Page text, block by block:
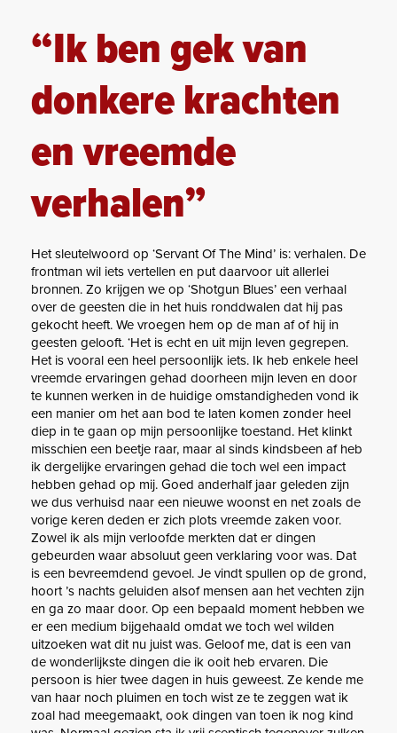
“Ik ben gek van
donkere krachten
en vreemde
verhalen”
Het sleutelwoord op ‘Servant Of The Mind’ is: verhalen. De
frontman wil iets vertellen en put daarvoor uit allerlei
bronnen. Zo krijgen we op ‘Shotgun Blues’ een verhaal
over de geesten die in het huis ronddwalen dat hij pas
gekocht heeft. We vroegen hem op de man af of hij in
geesten gelooft. ‘Het is echt en uit mijn leven gegrepen.
Het is vooral een heel persoonlijk iets. Ik heb enkele heel
vreemde ervaringen gehad doorheen mijn leven en door
te kunnen werken in de huidige omstandigheden vond ik
een manier om het aan bod te laten komen zonder heel
diep in te gaan op mijn persoonlijke toestand. Het klinkt
misschien een beetje raar, maar al sinds kindsbeen af heb
ik dergelijke ervaringen gehad die toch wel een impact
hebben gehad op mij. Goed anderhalf jaar geleden zijn
we dus verhuisd naar een nieuwe woonst en net zoals de
vorige keren deden er zich plots vreemde zaken voor.
Zowel ik als mijn verloofde merkten dat er dingen
gebeurden waar absoluut geen verklaring voor was. Dat
is een bevreemdend gevoel. Je vindt spullen op de grond,
hoort ’s nachts geluiden alsof mensen aan het vechten zijn
en ga zo maar door. Op een bepaald moment hebben we
er een medium bijgehaald omdat we toch wel wilden
uitzoeken wat dit nu juist was. Geloof me, dat is een van
de wonderlijkste dingen die ik ooit heb ervaren. Die
persoon is hier twee dagen in huis geweest. Ze kende me
van haar noch pluimen en toch wist ze te zeggen wat ik
zoal had meegemaakt, ook dingen van toen ik nog kind